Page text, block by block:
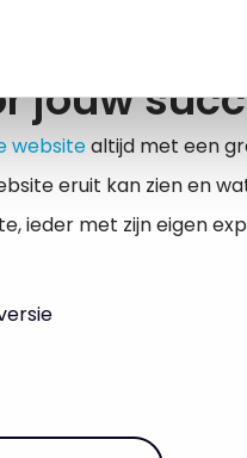
jouw
websitealtijd met een
eruit kan zien en
ieder met zijn eigen